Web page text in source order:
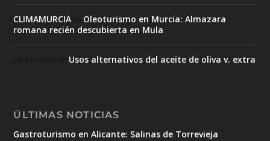
CLIMAMURCIA
Oleoturismo en Murcia: Almazara
romana recién descubierta en Mula
Usos alternativos del aceite de oliva v. extra
ÚLTIMAS NOTICIAS
Gastroturismo en Alicante: Salinas de Torrevieja